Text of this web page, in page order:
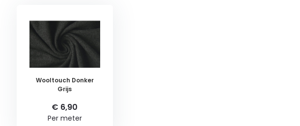
Wooltouch Donker
Grijs
€ 6,90
Per meter